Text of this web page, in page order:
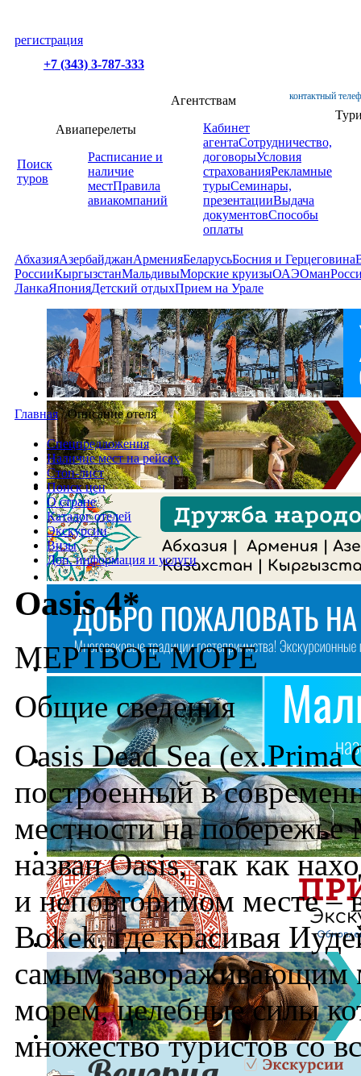
регистрация
+7 (343) 3-787-333
контактный
Поиск
туров
Авиаперелеты
Расписание и
наличие
местПравила
авиакомпаний
Агентствам
Кабинет
агентаСотрудничество,
договорыУсловия
страхованияРекламные
турыСеминары,
презентацииВыдача
документовСпособы
оплаты
АбхазияАзербайджанАрменияБеларусьБосния и Герцеговина
РоссииКыргызстанМальдивыМорские круизыОАЭОман
ЛанкаЯпонияДетский отдыхПрием на Урале
Главная /Описание отеля
Спецпредложения
Наличие мест на рейсах
Стоп-лист
Поиск цен
О стране
Каталог отелей
Экскурсии
Визы
Доп. информация и услуги
Oasis 4*
МЕРТВОЕ МОРЕ
Общие сведения
Oasis Dead Sea
построенный в
местности на побережье
назван Oasis, так как
и неповторимом месте –
Bokek, где красивая
самым
морем, целебные силы
множество туристов со